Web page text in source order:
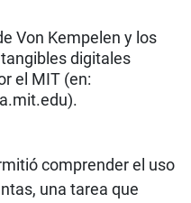
Von Kempelen y los
digitales
el MIT (en:
comprender el uso
una tarea que